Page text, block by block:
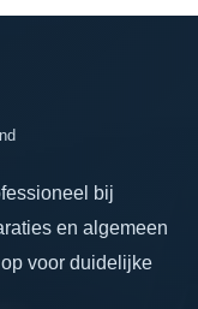
bij
en algemeen
voor duidelijke